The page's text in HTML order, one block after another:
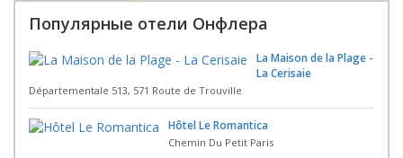
Популярные отели Онфлера
La Maison de la Plage -
La Cerisaie
Départementale 513, 571 Route de Trouville
Hôtel Le Romantica
Chemin Du Petit Paris